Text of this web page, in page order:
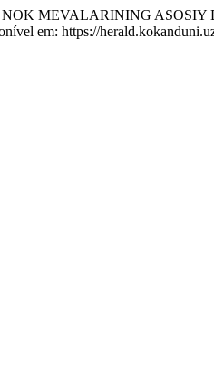
MEVALARINING
em: https://